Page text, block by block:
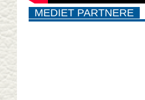
MEDIET PARTNERE